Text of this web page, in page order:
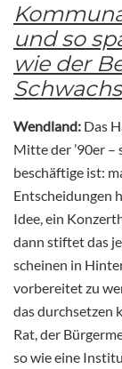
und so
wie der
Wendland: Das
Mitte der ’90er
beschäftige ist:
Entscheidungen
Idee, ein
dann stiftet das
scheinen in
vorbereitet zu
das durchsetzen
Rat, der
so wie eine